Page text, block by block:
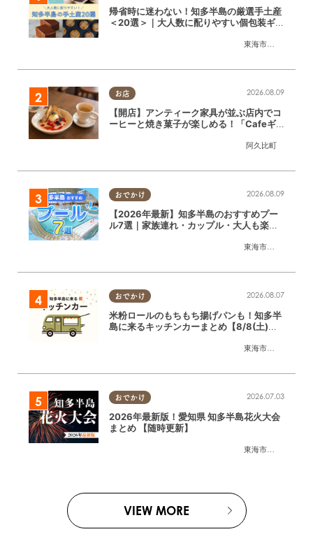
東海市大府市
帰省時に迷わない！知多半島の厳選手土産
＜20選＞｜大人数に配りやすい個包装ギフ
お店
阿久比町
2026.08.09
【開店】アンティーク家具が並ぶ店内でコ
ーヒーと焼き菓子が楽しめる！「Cafeギ
おでかけ
東海市大府市
2026.08.09
【2026年最新】知多半島のおすすめプー
ル7選｜家族連れ・カップル・大人も楽し
おでかけ
東海市大府市
2026.08.07
米粉ロールのもちもち揚げパンも！知多半
島に来るキッチンカーまとめ【8/8(土)～
おでかけ
東海市大府市
2026.07.03
2026年最新版！愛知県 知多半島花火大会
まとめ 【随時更新】
VIEW MORE